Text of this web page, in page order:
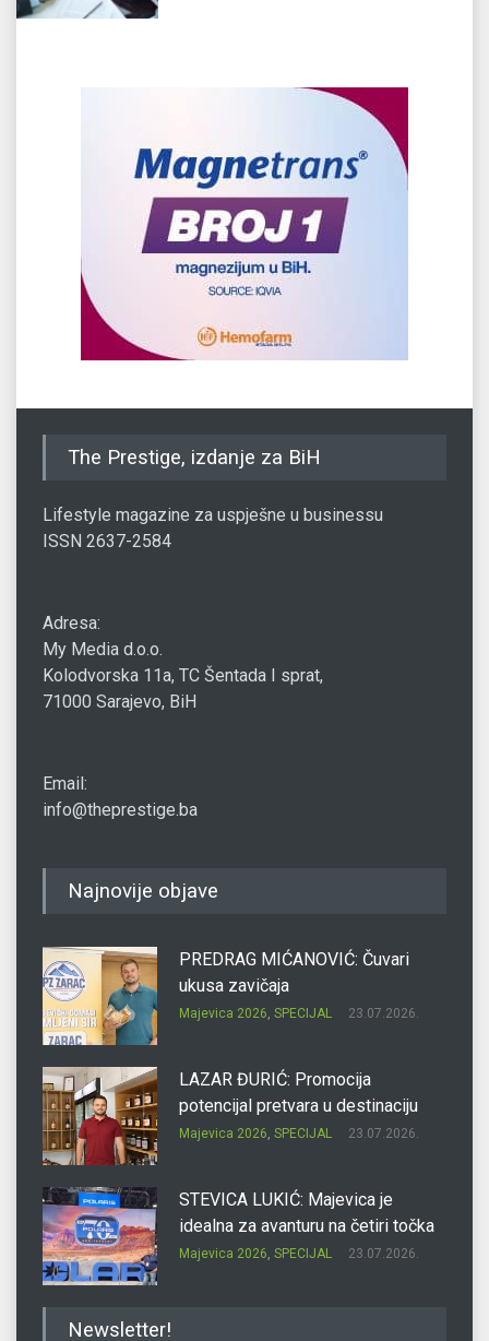
The Prestige, izdanje za BiH
Lifestyle magazine za uspješne u businessu
ISSN 2637-2584
Adresa:
My Media d.o.o.
Kolodvorska 11a, TC Šentada I sprat,
71000 Sarajevo, BiH
Email:
info@theprestige.ba
Najnovije objave
PREDRAG MIĆANOVIĆ: Čuvari
ukusa zavičaja
Majevica 2026, SPECIJAL 23.07.2026.
LAZAR ĐURIĆ: Promocija
potencijal pretvara u destinaciju
Majevica 2026, SPECIJAL 23.07.2026.
STEVICA LUKIĆ: Majevica je
idealna za avanturu na četiri točka
Majevica 2026, SPECIJAL 23.07.2026.
Newsletter!